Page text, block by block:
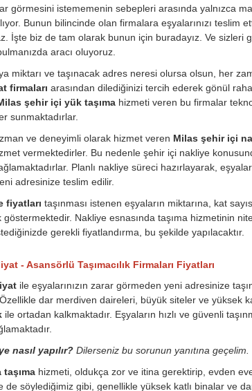
görmesini istememenin sebepleri arasında yalnızca
Bunun bilincinde olan firmalara eşyalarınızı teslim
İşte biz de tam olarak bunun için buradayız. Ve sizleri
aracı oluyoruz.
miktarı ve taşınacak adres neresi olursa olsun, her
firmaları arasından dilediğinizi tercih ederek gönül
şehir içi yük taşımahizmeti veren bu firmalar
sunmaktadırlar.
ve deneyimli olarak hizmet veren Milas şehir içi
vermektedirler. Bu nedenle şehir içi nakliye
Planlı nakliye süreci hazırlayarak,
adresinize teslim edilir.
fiyatları taşınması istenen eşyaların miktarına, kat
göstermektedir. Nakliye esnasında taşıma hizmetinin
gerekli fiyatlandırma, bu şekilde yapılacaktır.
- Asansörlü Taşımacılık Firmaları Fiyatları
ile eşyalarınızın zarar görmeden yeni adresinize
dar merdiven daireleri, büyük siteler ve yüksek
ile ortadan kalkmaktadır. Eşyaların hızlı ve güvenli
nasıl yapılır? Dilerseniz bu sorunun yanıtına geçelim.
hizmeti, oldukça zor ve itina gerektirip, evden
de söylediğimiz gibi, genellikle yüksek katlı binalar ve